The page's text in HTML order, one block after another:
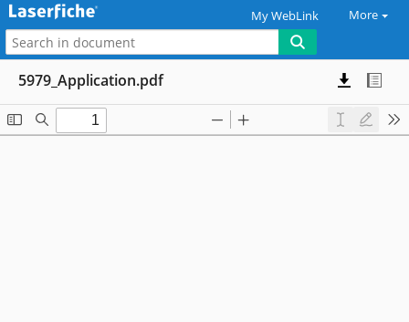
My WebLink More
5979_Application.pdf